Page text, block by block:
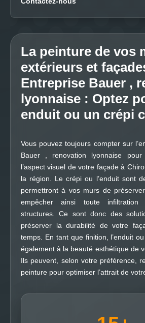
La peinture de vos
extérieurs et
Entreprise Bauer ,
lyonnaise : Optez
enduit ou un crépi
Vous pouvez toujours compter sur
Bauer , renovation lyonnaise
l’aspect visuel de votre façade à
la région. Le crépi ou l’enduit sont
permettront à vos murs de
empêcher ainsi toute infiltration
structures. Ce sont donc des
préserver la durabilité de votre
temps. En tant que finition, l’enduit
également à la beauté esthétique de
Ils peuvent, selon votre préférence,
peinture pour optimiser l’attrait de